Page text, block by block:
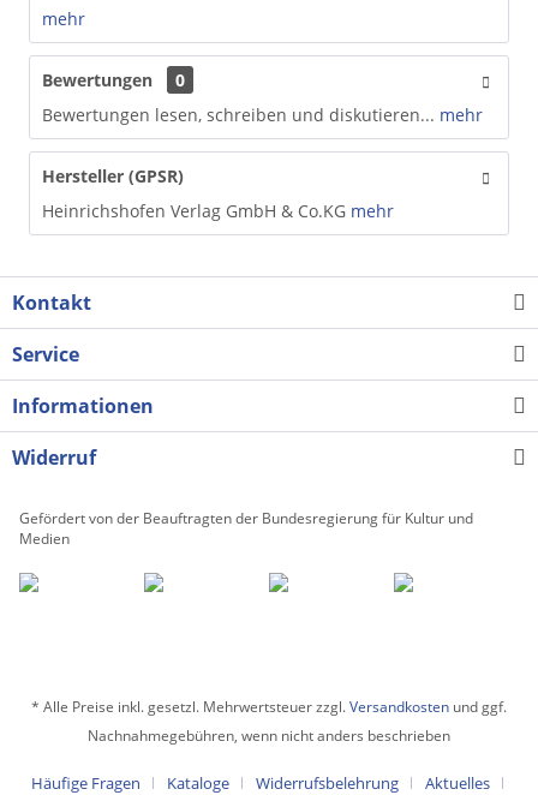
mehr
Bewertungen
0
Bewertungen lesen, schreiben und diskutieren... mehr
Hersteller (GPSR)
Heinrichshofen Verlag GmbH & Co.KG mehr
Kontakt
Service
Informationen
Widerruf
Gefördert von der Beauftragten der Bundesregierung für Kultur und
Medien
* Alle Preise inkl. gesetzl. Mehrwertsteuer zzgl.Versandkosten und ggf.
Nachnahmegebühren, wenn nicht anders beschrieben
Häufige Fragen Kataloge Widerrufsbelehrung Aktuelles